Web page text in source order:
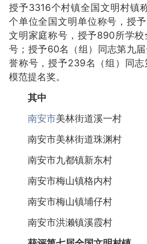
授予3316个村镇全国文明村镇
个单位全国文明单位称号，授
文明家庭称号，授予890所学
号；授予60名（组）同志第九
誉称号，授予239名（组）同
模范提名奖。
其中
南安市美林街道溪一村
南安市美林街道珠渊村
南安市九都镇新东村
南安市梅山镇格内村
南安市梅山镇埔仔村
南安市洪濑镇溪霞村